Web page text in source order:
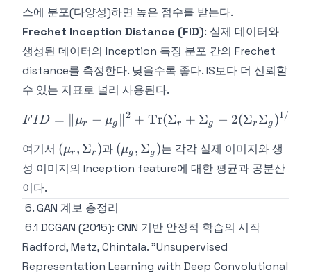
스에 분포(다양성)하면 높은 점수를 받는다.
Frechet Inception Distance (FID): 실제 데이터와
생성된 데이터의 Inception 특징 분포 간의 Frechet
distance를 측정한다. 낮을수록 좋다. IS보다 더 신뢰할
수 있는 지표로 널리 사용된다.
FID = \|\mu_r -
F ID = μr − μg ∥2 + Tr(Σr + Σg − 2(Σr Σg )1/2
여기서 (\mu_r,
\Sigma_r)
(μr , Σr )과 (\mu_g,
\Sigma_g)
(μg , Σg )는 각각 실제 이미지와 생
성 이미지의 Inception feature에 대한 평균과 공분산
이다.
6. GAN 계보 총정리
6.1 DCGAN (2015): CNN 기반 안정적 학습의 시작
Radford, Metz, Chintala. "Unsupervised
Representation Learning with Deep Convolutional